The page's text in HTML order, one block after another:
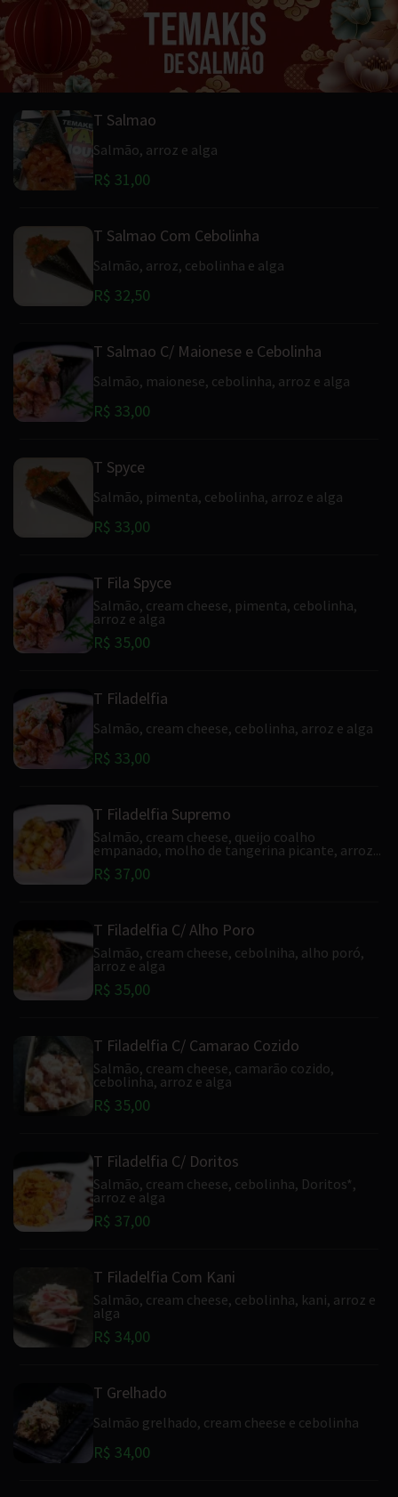
T Salmao
Salmão, arroz e alga
R$ 31,00
T Salmao Com Cebolinha
Salmão, arroz, cebolinha e alga
R$ 32,50
T Salmao C/ Maionese e Cebolinha
Salmão, maionese, cebolinha, arroz e alga
R$ 33,00
T Spyce
Salmão, pimenta, cebolinha, arroz e alga
R$ 33,00
T Fila Spyce
Salmão, cream cheese, pimenta, cebolinha,
arroz e alga
R$ 35,00
T Filadelfia
Salmão, cream cheese, cebolinha, arroz e alga
R$ 33,00
T Filadelfia Supremo
Salmão, cream cheese, queijo coalho
empanado, molho de tangerina picante, arroz...
R$ 37,00
T Filadelfia C/ Alho Poro
Salmão, cream cheese, cebolniha, alho poró,
arroz e alga
R$ 35,00
T Filadelfia C/ Camarao Cozido
Salmão, cream cheese, camarão cozido,
cebolinha, arroz e alga
R$ 35,00
T Filadelfia C/ Doritos
Salmão, cream cheese, cebolinha, Doritos*,
arroz e alga
R$ 37,00
T Filadelfia Com Kani
Salmão, cream cheese, cebolinha, kani, arroz e
alga
R$ 34,00
T Grelhado
Salmão grelhado, cream cheese e cebolinha
R$ 34,00